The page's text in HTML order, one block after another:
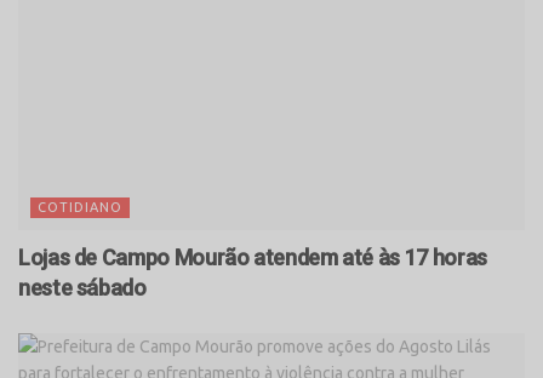
COTIDIANO
Lojas de Campo Mourão atendem até às 17 horas
neste sábado